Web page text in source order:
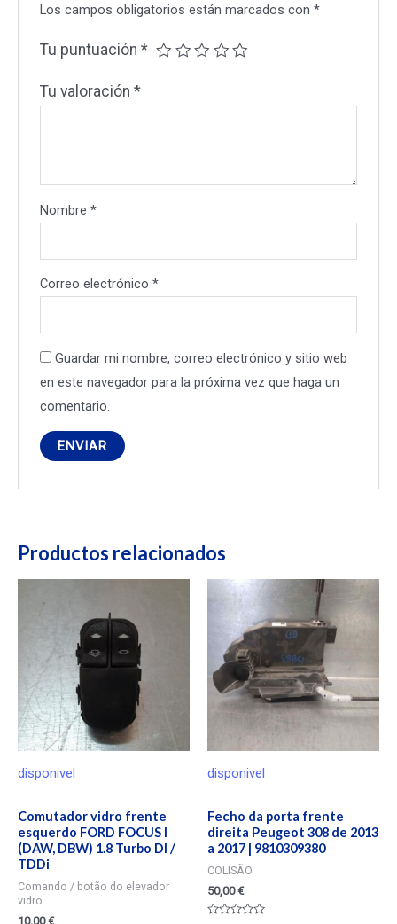
Los campos obligatorios están marcados con*
Tu puntuación*
Tu valoración*
Nombre*
Correo electrónico*
Guardar mi nombre, correo electrónico y sitio web
en este navegador para la próxima vez que haga un
comentario.
Productos relacionados
disponivel
Comutador vidro frente
esquerdo FORD FOCUS I
(DAW, DBW) 1.8 Turbo DI /
TDDi
Comando / botão do elevador
vidro
10,00€
disponivel
Fecho da porta frente
direita Peugeot 308 de 2013
a 2017 | 9810309380
COLISÃO
50,00€